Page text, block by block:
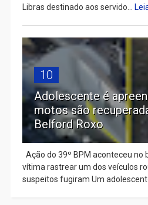
Libras destinado aos servido...
10
Adolescente é
motos são
Belford Roxo
Ação do 39º BPM aconteceu no
vítima rastrear um dos veículos
suspeitos fugiram Um